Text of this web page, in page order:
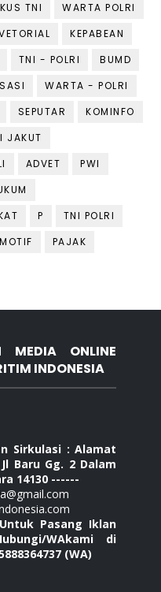
TNI
WARTA POLRI
KEPABEAN
TNI - POLRI
BUMD
WARTA - POLRI
SEPUTAR
KOMINFO
JAKUT
ADVET
PWI
P
TNI POLRI
PAJAK
MEDIA ONLINE
INDONESIA
Sirkulasi : Alamat
Baru Gg. 2 Dalam
14130 ------
Pasang Iklan
WAkami di
(WA)